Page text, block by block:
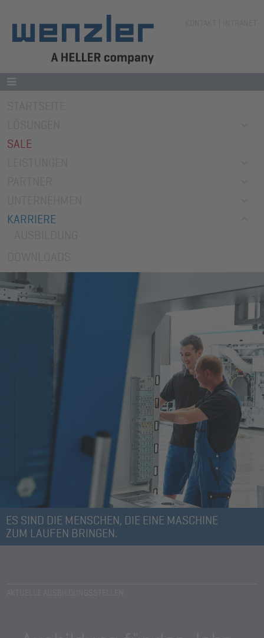
SALE
KARRIERE
ES SIND DIE MENSCHEN, DIE EINE MASCHINE
ZUM LAUFEN BRINGEN.